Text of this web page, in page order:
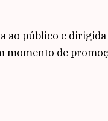
ao público e
de